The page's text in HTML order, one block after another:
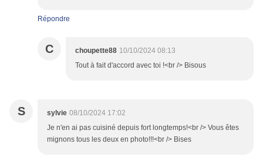
Répondre
C choupette88 10/10/2024 08:13
Tout à fait d'accord avec toi !<br /> Bisous
S sylvie 08/10/2024 17:02
Je n'en ai pas cuisiné depuis fort longtemps!<br /> Vous êtes
mignons tous les deux en photo!!!<br /> Bises